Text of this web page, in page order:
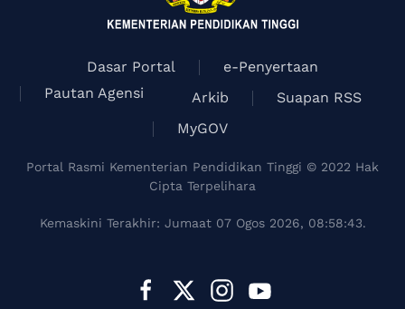
Dasar Portal
e-Penyertaan
Pautan Agensi
Arkib
Suapan RSS
MyGOV
Portal Rasmi Kementerian Pendidikan Tinggi © 2022 Hak
Cipta Terpelihara
Kemaskini Terakhir: Jumaat 07 Ogos 2026, 08:58:43.